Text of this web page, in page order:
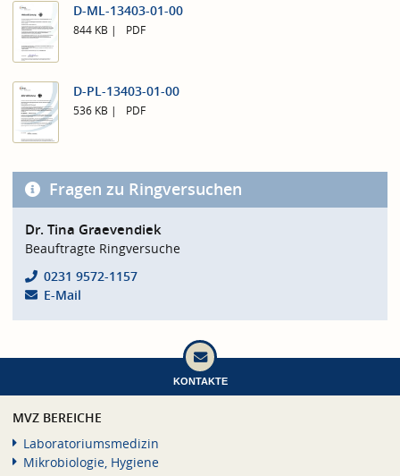
D-ML-13403-01-00
844 KB PDF
D-PL-13403-01-00
536 KB PDF
Fragen zu Ringversuchen
Dr. Tina Graevendiek
Beauftragte Ringversuche
0231 9572-1157
E-Mail
KONTAKTE
MVZ BEREICHE
Laboratoriumsmedizin
Mikrobiologie, Hygiene